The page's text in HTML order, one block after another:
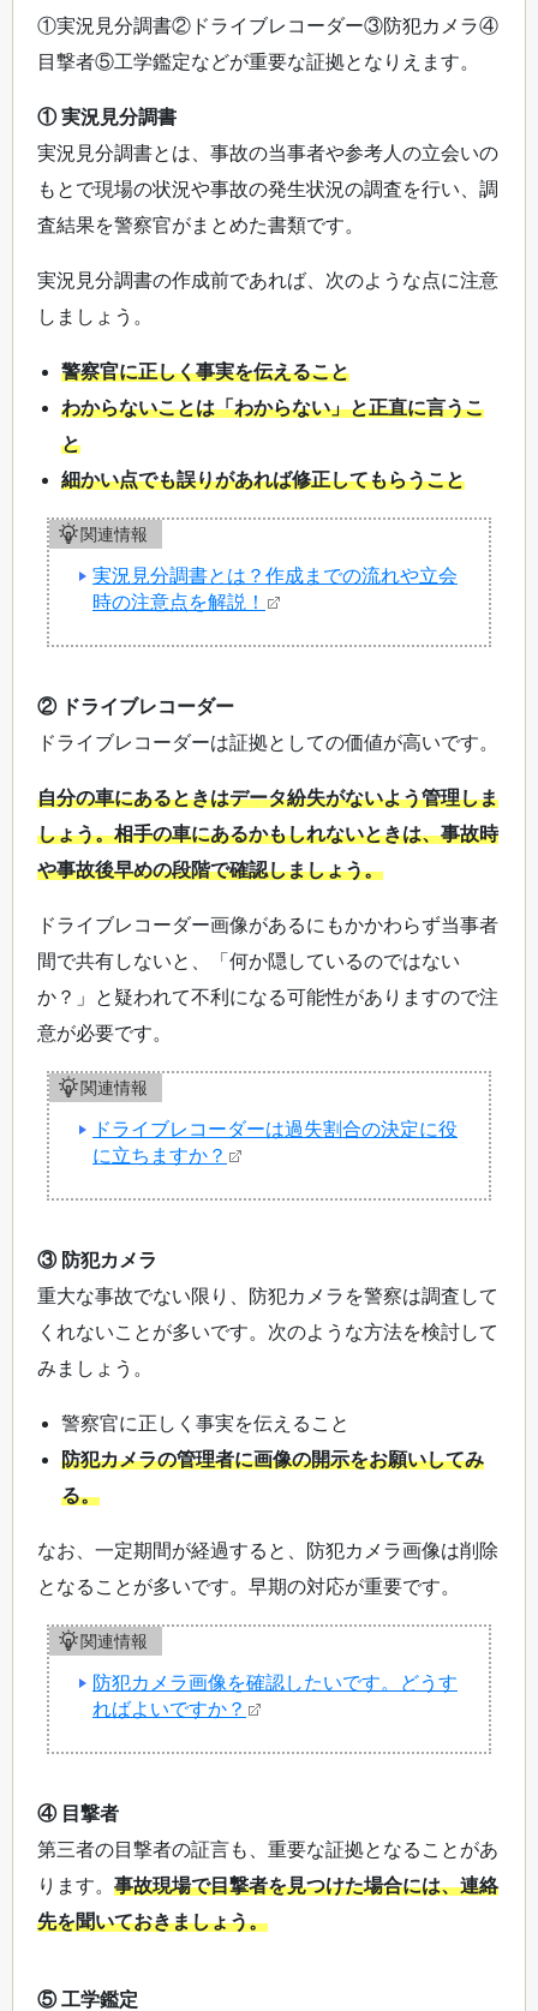
①実況見分調書②ドライブレコーダー③防犯カメラ④
目撃者⑤工学鑑定などが重要な証拠となりえます。
① 実況見分調書
実況見分調書とは、事故の当事者や参考人の立会いの
もとで現場の状況や事故の発生状況の調査を行い、調
査結果を警察官がまとめた書類です。
実況見分調書の作成前であれば、次のような点に注意
しましょう。
警察官に正しく事実を伝えること
わからないことは「わからない」と正直に言うこ
と
細かい点でも誤りがあれば修正してもらうこと
関連情報
実況見分調書とは？作成までの流れや立会
時の注意点を解説！
② ドライブレコーダー
ドライブレコーダーは証拠としての価値が高いです。
自分の車にあるときはデータ紛失がないよう管理しま
しょう。相手の車にあるかもしれないときは、事故時
や事故後早めの段階で確認しましょう。
ドライブレコーダー画像があるにもかかわらず当事者
間で共有しないと、「何か隠しているのではない
か？」と疑われて不利になる可能性がありますので注
意が必要です。
関連情報
ドライブレコーダーは過失割合の決定に役
に立ちますか？
③ 防犯カメラ
重大な事故でない限り、防犯カメラを警察は調査して
くれないことが多いです。次のような方法を検討して
みましょう。
警察官に正しく事実を伝えること
防犯カメラの管理者に画像の開示をお願いしてみ
る。
なお、一定期間が経過すると、防犯カメラ画像は削除
となることが多いです。早期の対応が重要です。
関連情報
防犯カメラ画像を確認したいです。どうす
ればよいですか？
④ 目撃者
第三者の目撃者の証言も、重要な証拠となることがあ
ります。 事故現場で目撃者を見つけた場合には、連絡
先を聞いておきましょう。
⑤ 工学鑑定